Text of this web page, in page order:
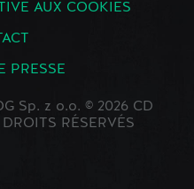
AUX COOKIES
PRESSE
Sp. z o.o. © 2026 CD
RÉSERVÉS